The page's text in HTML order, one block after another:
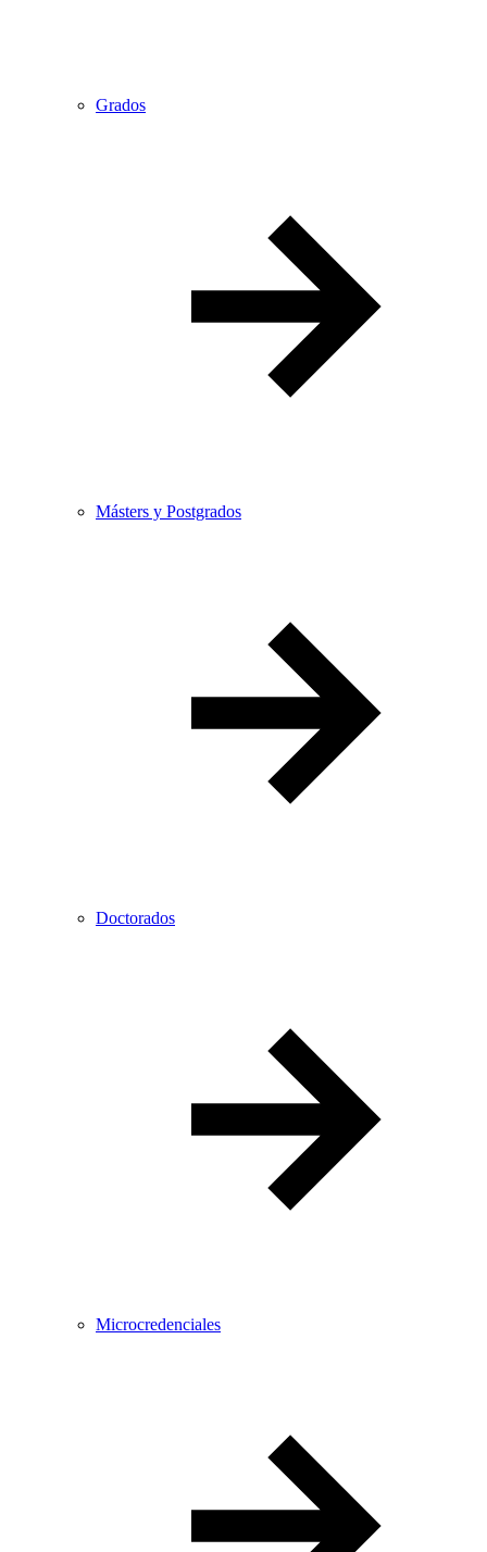
Grados
Másters y Postgrados
Doctorados
Microcredenciales